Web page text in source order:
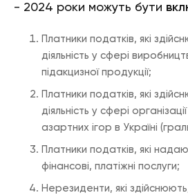
- 2024 роки можуть бути
Платники податків, які
діяльність у сфері
підакцизної продукції;
Платники податків, які
діяльність у сфері
азартних ігор в Україні
Платники податків, які
фінансові, платіжні послуги;
Нерезиденти, які